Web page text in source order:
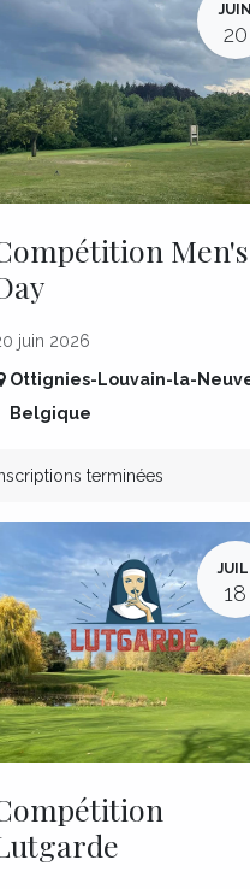
JUIN
20
Men's
juin 2026
Ottignies-Louvain-la-
Belgique
terminées
18